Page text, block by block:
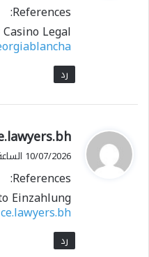
References:
Legal
رد
ي
ق
ل
10/07/2026 الساعة 14:50
References:
Einzahlung
رد